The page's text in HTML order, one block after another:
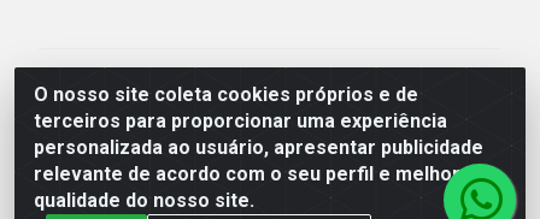
O nosso site coleta cookies próprios e de
terceiros para proporcionar uma experiência
personalizada ao usuário, apresentar publicidade
relevante de acordo com o seu perfil e melhorar a
qualidade do nosso site.
PneuBras - Rodovia BR-101, KM 82 - Prazeres,
Jaboatão dos Guararapes/PE - CEP 54.335-000 - CNPJ
08.678.386/0001-05 - Pneubras Comércio de Pneus
Ltda